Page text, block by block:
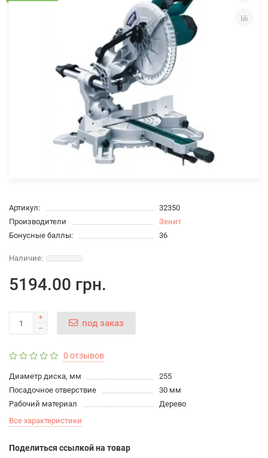
Артикул:
32350
Производители
Зенит
Бонусные баллы:
36
5194.00 грн.
под заказ
0 отзывов
Диаметр диска, мм
255
Посадочное отверствие
30 мм
Рабочий материал
Дерево
Все характеристики
Поделиться ссылкой на товар